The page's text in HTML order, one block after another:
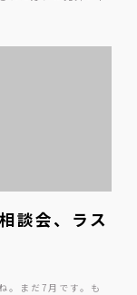
談会、ラス
。まだ7月です。も